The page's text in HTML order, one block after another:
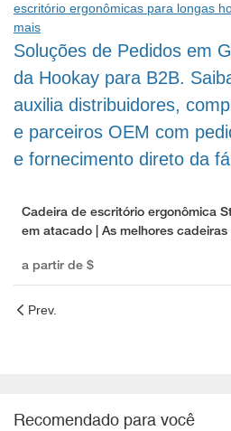
escritório ergonômicas para longas
mais
Soluções de Pedidos em
da Hookay para B2B.
auxilia distribuidores,
e parceiros OEM com
e fornecimento direto da
Cadeira de escritório ergonômica
em atacado | As melhores cadeiras
a partir de $
Prev.
Recomendado para você